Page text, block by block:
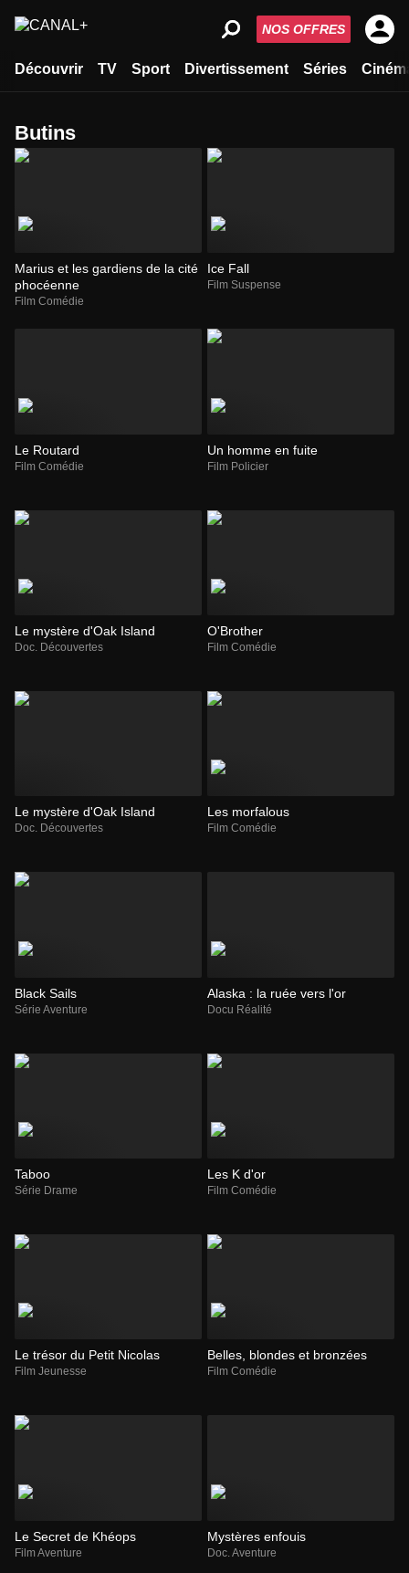
Découvrir TV Sport Divertissement Séries
NOS OFFRES
butins
Marius et les gardiens de la cité
phocéenne
Film Comédie
Ice Fall
Film Suspense
Le Routard
Film Comédie
Un homme en fuite
Film Policier
Le mystère d'Oak Island
Doc. Découvertes
O'Brother
Film Comédie
Le mystère d'Oak Island
Doc. Découvertes
Les morfalous
Film Comédie
Black Sails
Série Aventure
Alaska : la ruée vers l'or
Docu Réalité
Taboo
Série Drame
Les K d'or
Film Comédie
Le trésor du Petit Nicolas
Film Jeunesse
Belles, blondes et bronzées
Film Comédie
Le Secret de Khéops
Film Aventure
Mystères enfouis
Doc. Aventure